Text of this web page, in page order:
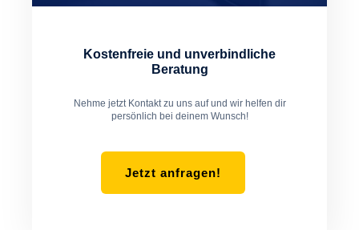
Kostenfreie und unverbindliche
Beratung
Nehme jetzt Kontakt zu uns auf und wir helfen dir
persönlich bei deinem Wunsch!
Jetzt anfragen!